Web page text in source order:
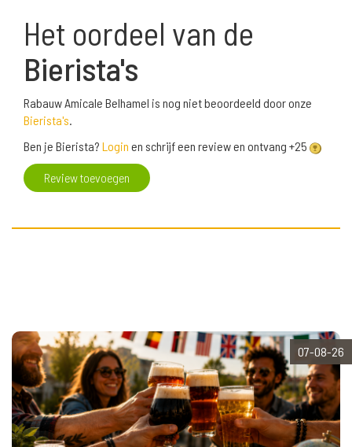
Het oordeel van de
Bierista's
Rabauw Amicale Belhamel is nog niet beoordeeld door onze
Bierista's.
Ben je Bierista? Login en schrijf een review en ontvang +25
Review toevoegen
07-08-26